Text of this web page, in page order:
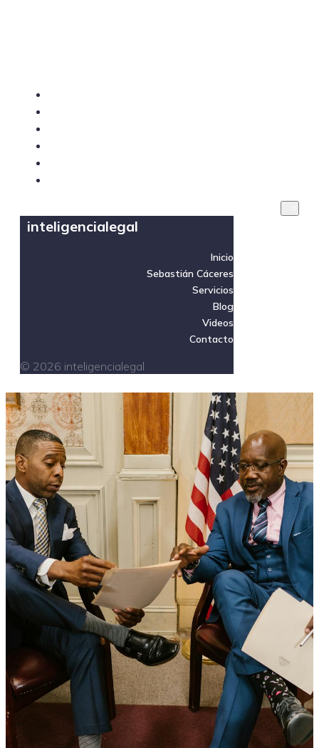
inteligencialegal
Inicio
Sebastián Cáceres
Servicios
Blog
Videos
Contacto
© 2026 inteligencialegal